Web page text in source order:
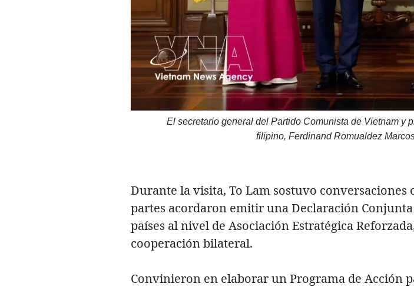
El secretario general del Partido Comunista de Vietnam y
filipino, Ferdinand Romualdez
Durante la visita, To Lam sostuvo conversaciones
partes acordaron emitir una Declaración
países al nivel de Asociación Estratégica
cooperación bilateral.
Convinieron en elaborar un Programa de Acción